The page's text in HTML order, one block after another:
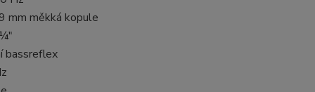
mm měkká kopule
bassreflex